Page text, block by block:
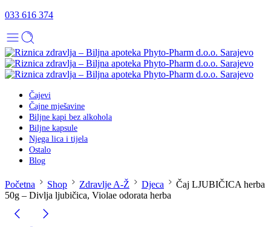
033 616 374
Čajevi
Čajne mješavine
Biljne kapi bez alkohola
Biljne kapsule
Njega lica i tijela
Ostalo
Blog
Početna Shop Zdravlje A-Ž Djeca
Čaj LJUBIČICA herba
50g – Divlja ljubičica, Violae odorata herba